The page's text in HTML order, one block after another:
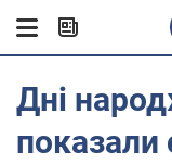
Дні
показали